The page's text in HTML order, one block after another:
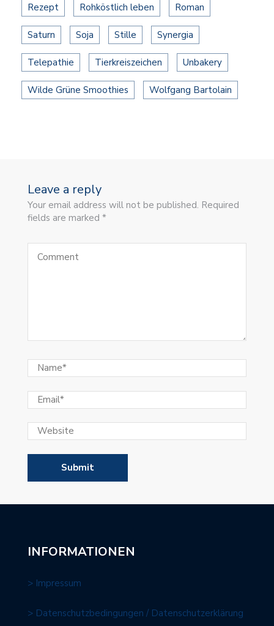
Rezept Rohköstlich leben Roman
Saturn Soja Stille Synergia
Telepathie Tierkreiszeichen Unbakery
Wilde Grüne Smoothies Wolfgang Bartolain
Leave a reply
Your email address will not be published. Required
fields are marked *
INFORMATIONEN
> Impressum
> Datenschutzbedingungen / Datenschutzerklärung